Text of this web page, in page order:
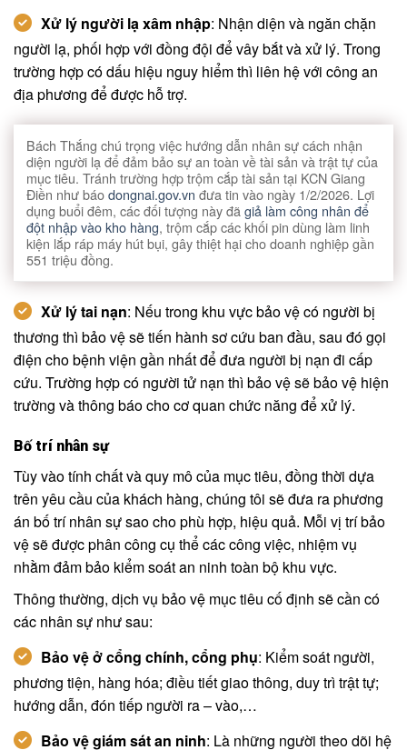
Xử lý người lạ xâm nhập: Nhận diện và ngăn chặn
người lạ, phối hợp với đồng đội để vây bắt và xử lý. Trong
trường hợp có dấu hiệu nguy hiểm thì liên hệ với công an
địa phương để được hỗ trợ.
Bách Thắng chú trọng việc hướng dẫn nhân sự cách nhận
diện người lạ để đảm bảo sự an toàn về tài sản và trật tự của
mục tiêu. Tránh trường hợp trộm cắp tài sản tại KCN Giang
Điền như báodongnai.gov.vn đưa tin vào ngày 1/2/2026. Lợi
dụng buổi đêm, các đối tượng này đãgiả làm công nhân để
đột nhập vào kho hàng, trộm cắp các khối pin dùng làm linh
kiện lắp ráp máy hút bụi, gây thiệt hại cho doanh nghiệp gần
551 triệu đồng.
Xử lý tai nạn: Nếu trong khu vực bảo vệ có người bị
thương thì bảo vệ sẽ tiến hành sơ cứu ban đầu, sau đó gọi
điện cho bệnh viện gần nhất để đưa người bị nạn đi cấp
cứu. Trường hợp có người tử nạn thì bảo vệ sẽ bảo vệ hiện
trường và thông báo cho cơ quan chức năng để xử lý.
Bố trí nhân sự
Tùy vào tính chất và quy mô của mục tiêu, đồng thời dựa
trên yêu cầu của khách hàng, chúng tôi sẽ đưa ra phương
án bố trí nhân sự sao cho phù hợp, hiệu quả. Mỗi vị trí bảo
vệ sẽ được phân công cụ thể các công việc, nhiệm vụ
nhằm đảm bảo kiểm soát an ninh toàn bộ khu vực.
Thông thường, dịch vụ bảo vệ mục tiêu cố định sẽ cần có
các nhân sự như sau:
Bảo vệ ở cổng chính, cổng phụ: Kiểm soát người,
phương tiện, hàng hóa; điều tiết giao thông, duy trì trật tự;
hướng dẫn, đón tiếp người ra – vào,…
Bảo vệ giám sát an ninh: Là những người theo dõi hệ